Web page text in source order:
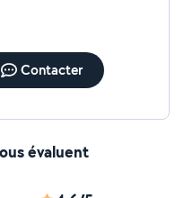
Contacter
évaluent